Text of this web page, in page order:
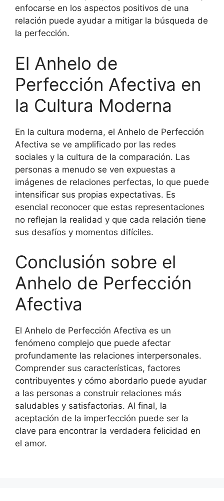
enfocarse en los aspectos positivos de una
relación puede ayudar a mitigar la búsqueda de
la perfección.
El Anhelo de
Perfección Afectiva en
la Cultura Moderna
En la cultura moderna, el Anhelo de Perfección
Afectiva se ve amplificado por las redes
sociales y la cultura de la comparación. Las
personas a menudo se ven expuestas a
imágenes de relaciones perfectas, lo que puede
intensificar sus propias expectativas. Es
esencial reconocer que estas representaciones
no reflejan la realidad y que cada relación tiene
sus desafíos y momentos difíciles.
Conclusión sobre el
Anhelo de Perfección
Afectiva
El Anhelo de Perfección Afectiva es un
fenómeno complejo que puede afectar
profundamente las relaciones interpersonales.
Comprender sus características, factores
contribuyentes y cómo abordarlo puede ayudar
a las personas a construir relaciones más
saludables y satisfactorias. Al final, la
aceptación de la imperfección puede ser la
clave para encontrar la verdadera felicidad en
el amor.